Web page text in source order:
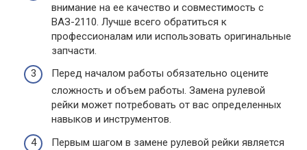
внимание на ее качество и совместимость с
ВАЗ-2110. Лучше всего обратиться к
профессионалам или использовать оригинальные
запчасти.
Перед началом работы обязательно оцените
сложность и объем работы. Замена рулевой
рейки может потребовать от вас определенных
навыков и инструментов.
Первым шагом в замене рулевой рейки является